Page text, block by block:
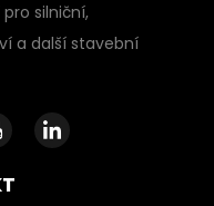
silniční,
a další stavební